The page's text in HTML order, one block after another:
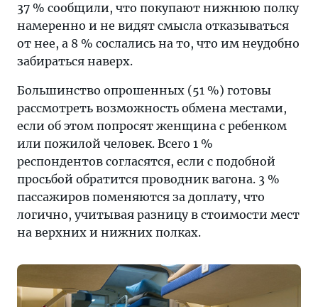
секретами.
Подробные
инструкции,
важные
и
все,
что
нужно
знать
о
мире
туризма
—
«Тонкостей».
37 % сообщили, что покупают нижнюю полку
намеренно и не видят смысла отказываться
от нее, а 8 % сослались на то, что им неудобно
забираться наверх.
Большинство опрошенных (51 %) готовы
рассмотреть возможность обмена местами,
если об этом попросят женщина с ребенком
или пожилой человек. Всего 1 %
респондентов согласятся, если с подобной
просьбой обратится проводник вагона. 3 %
пассажиров поменяются за доплату, что
логично, учитывая разницу в стоимости мест
на верхних и нижних полках.